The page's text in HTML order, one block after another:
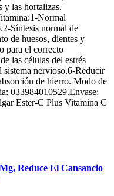
y las hortalizas.
Normal
Síntesis normal de
de huesos, dientes y
para el correcto
las células del estrés
nervioso.6-Reducir
de hierro. Modo de
033984010529.Envase:
Ester-C Plus Vitamina C
Reduce El Cansancio